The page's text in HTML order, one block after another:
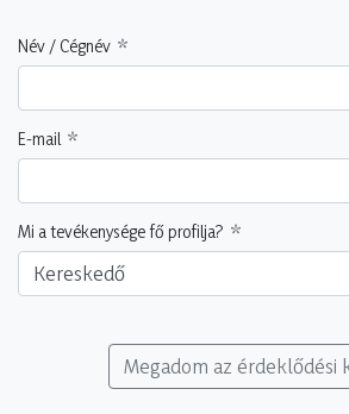
Név / Cégnév
E-mail
Mi a tevékenysége fő profilja?
Kereskedő
Megadom az érdeklődési